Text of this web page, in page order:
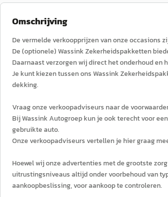
Omschrijving
De vermelde verkoopprijzen van onze occasions
De (optionele) Wassink Zekerheidspakketten
Daarnaast verzorgen wij direct het onderhoud en
Je kunt kiezen tussen ons Wassink
dekking.
Vraag onze verkoopadviseurs naar de
Bij Wassink Autogroep kun je ook terecht voor
gebruikte auto.
Onze verkoopadviseurs vertellen je hier graag
Hoewel wij onze advertenties met de grootste
uitrustingsniveaus altijd onder voorbehoud van
aankoopbeslissing, voor aankoop te controleren.